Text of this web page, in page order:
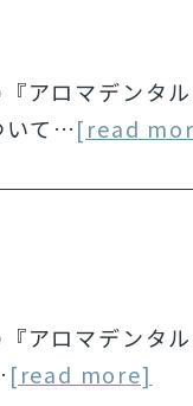
アロマデンタ
いて…[read
アロマデンタ
[read more]